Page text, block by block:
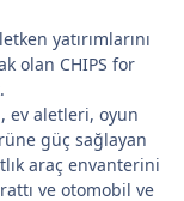
yatırımlarını
olan CHIPS for
ev aletleri, oyun
güç sağlayan
araç envanterini
ve otomobil ve